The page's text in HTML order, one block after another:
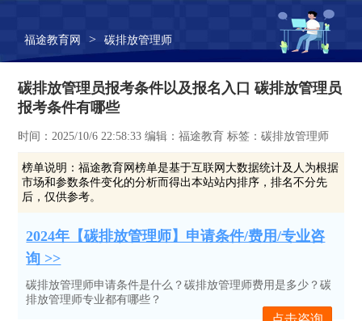
福途教育网 > 碳排放管理师
碳排放管理员报考条件以及报名入口 碳排放管理员
报考条件有哪些
时间：2025/10/6 22:58:33 编辑：福途教育 标签：碳排放管理师
榜单说明：福途教育网榜单是基于互联网大数据统计及人为根据
市场和参数条件变化的分析而得出本站站内排序，排名不分先
后，仅供参考。
2024年【碳排放管理师】申请条件/费用/专业咨
询 >>
碳排放管理师申请条件是什么？碳排放管理师费用是多少？碳
排放管理师专业都有哪些？